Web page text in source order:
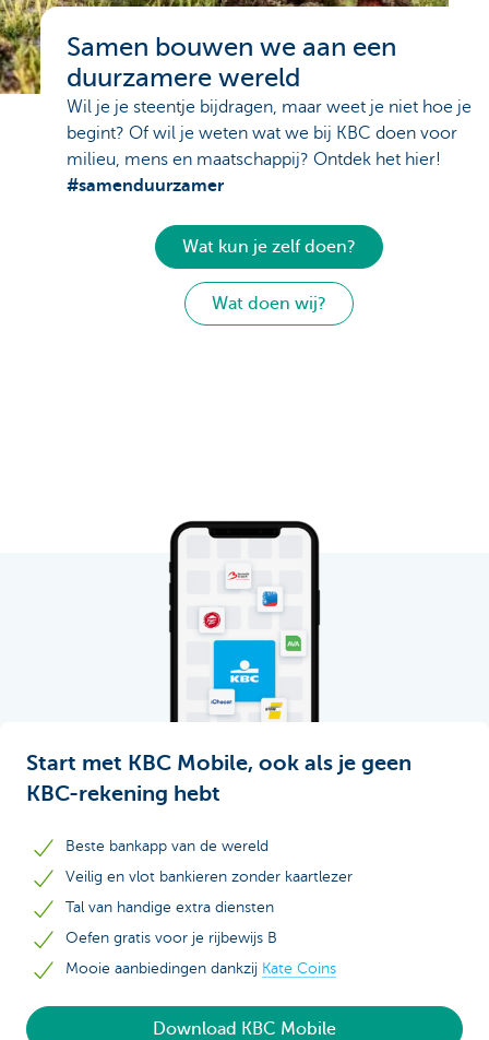
Samen bouwen we aan een
duurzamere wereld
Wil je je steentje bijdragen, maar weet je niet hoe je
begint? Of wil je weten wat we bij KBC doen voor
milieu, mens en maatschappij? Ontdek het hier!
#samenduurzamer
Wat kun je zelf doen?
Wat doen wij?
Start met KBC Mobile, ook als je geen
KBC-rekening hebt
Beste bankapp van de wereld
Veilig en vlot bankieren zonder kaartlezer
Tal van handige extra diensten
Oefen gratis voor je rijbewijs B
Mooie aanbiedingen dankzij Kate Coins
Download KBC Mobile